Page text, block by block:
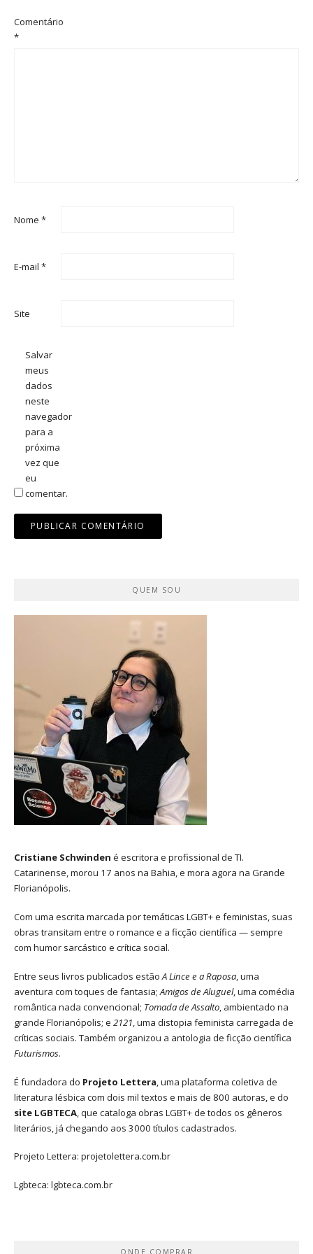
Comentário
*
Nome *
E-mail *
Site
Salvar
meus
dados
neste
navegador
para a
próxima
vez que
eu
comentar.
QUEM SOU
Cristiane Schwinden é escritora e profissional de TI.
Catarinense, morou 17 anos na Bahia, e mora agora na Grande
Florianópolis.
Com uma escrita marcada por temáticas LGBT+ e feministas, suas
obras transitam entre o romance e a ficção científica — sempre
com humor sarcástico e crítica social.
Entre seus livros publicados estãoA Lince e a Raposa, uma
aventura com toques de fantasia;Amigos de Aluguel, uma comédia
romântica nada convencional; Tomada de Assalto, ambientado na
grande Florianópolis; e 2121, uma distopia feminista carregada de
críticas sociais. Também organizou a antologia de ficção científica
Futurismos.
É fundadora do Projeto Lettera , uma plataforma coletiva de
literatura lésbica com dois mil textos e mais de 800 autoras, e do
site LGBTECA , que cataloga obras LGBT+ de todos os gêneros
literários, já chegando aos 3000 títulos cadastrados.
Projeto Lettera: projetolettera.com.br
Lgbteca: lgbteca.com.br
ONDE COMPRAR